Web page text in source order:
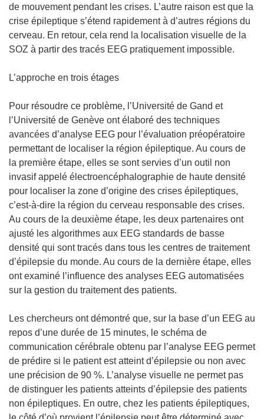
v
e
l
l
f
n
ê
t
r
e
)
de mouvement pendant les crises. L’autre raison est que la
crise épileptique s’étend rapidement à d’autres régions du
cerveau. En retour, cela rend la localisation visuelle de la
SOZ à partir des tracés EEG pratiquement impossible.
L’approche en trois étages
Pour résoudre ce problème, l’Université de Gand et
l’Université de Genève ont élaboré des techniques
avancées d’analyse EEG pour l’évaluation préopératoire
permettant de localiser la région épileptique. Au cours de
la première étape, elles se sont servies d’un outil non
invasif appelé électroencéphalographie de haute densité
pour localiser la zone d’origine des crises épileptiques,
c’est-à-dire la région du cerveau responsable des crises.
Au cours de la deuxième étape, les deux partenaires ont
ajusté les algorithmes aux EEG standards de basse
densité qui sont tracés dans tous les centres de traitement
d’épilepsie du monde. Au cours de la dernière étape, elles
ont examiné l’influence des analyses EEG automatisées
sur la gestion du traitement des patients.
Les chercheurs ont démontré que, sur la base d’un EEG au
repos d’une durée de 15 minutes, le schéma de
communication cérébrale obtenu par l’analyse EEG permet
de prédire si le patient est atteint d’épilepsie ou non avec
une précision de 90 %. L’analyse visuelle ne permet pas
de distinguer les patients atteints d’épilepsie des patients
non épileptiques. En outre, chez les patients épileptiques,